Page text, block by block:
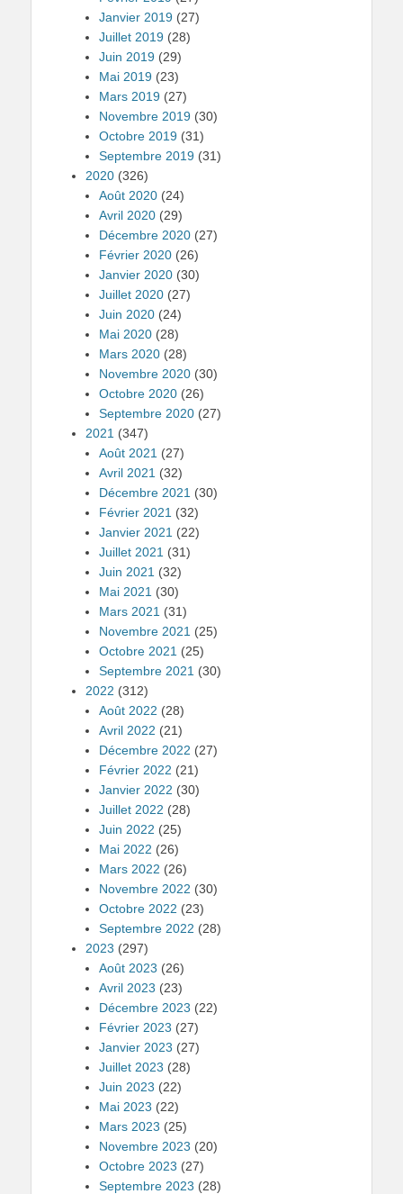
Janvier 2019 (27)
Juillet 2019 (28)
Juin 2019 (29)
Mai 2019 (23)
Mars 2019 (27)
Novembre 2019 (30)
Octobre 2019 (31)
Septembre 2019 (31)
2020 (326)
Août 2020 (24)
Avril 2020 (29)
Décembre 2020 (27)
Février 2020 (26)
Janvier 2020 (30)
Juillet 2020 (27)
Juin 2020 (24)
Mai 2020 (28)
Mars 2020 (28)
Novembre 2020 (30)
Octobre 2020 (26)
Septembre 2020 (27)
2021 (347)
Août 2021 (27)
Avril 2021 (32)
Décembre 2021 (30)
Février 2021 (32)
Janvier 2021 (22)
Juillet 2021 (31)
Juin 2021 (32)
Mai 2021 (30)
Mars 2021 (31)
Novembre 2021 (25)
Octobre 2021 (25)
Septembre 2021 (30)
2022 (312)
Août 2022 (28)
Avril 2022 (21)
Décembre 2022 (27)
Février 2022 (21)
Janvier 2022 (30)
Juillet 2022 (28)
Juin 2022 (25)
Mai 2022 (26)
Mars 2022 (26)
Novembre 2022 (30)
Octobre 2022 (23)
Septembre 2022 (28)
2023 (297)
Août 2023 (26)
Avril 2023 (23)
Décembre 2023 (22)
Février 2023 (27)
Janvier 2023 (27)
Juillet 2023 (28)
Juin 2023 (22)
Mai 2023 (22)
Mars 2023 (25)
Novembre 2023 (20)
Octobre 2023 (27)
Septembre 2023 (28)